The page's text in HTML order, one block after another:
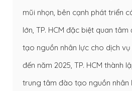
mũi nhọn, bên cạnh phát triển
lớn, TP. HCM đặc biệt quan
tạo nguồn nhân lực cho dịch
đến năm 2025, TP. HCM thành
trung tâm đào tạo nguồn